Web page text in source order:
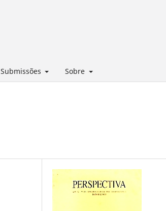
Submissões Sobre